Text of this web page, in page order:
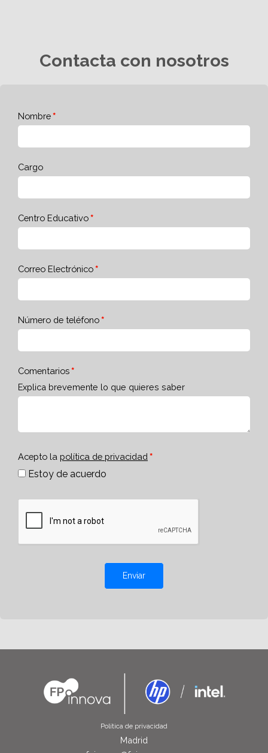
Contacta con nosotros
Nombre
Cargo
Centro Educativo
Correo Electrónico
Número de teléfono
Comentarios
Explica brevemente lo que quieres saber
Acepto la política de privacidad
Estoy de acuerdo
Enviar
Política de privacidad
Madrid